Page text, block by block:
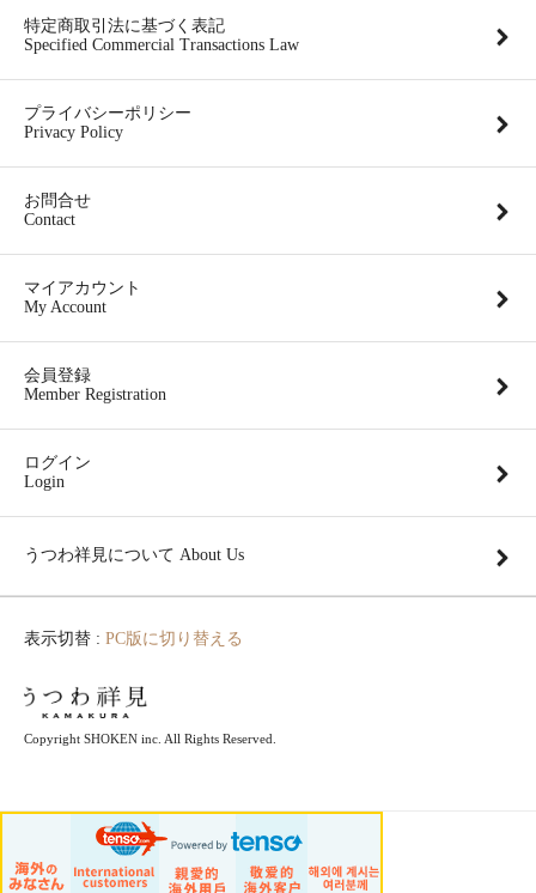
特定商取引法に基づく表記
Specified Commercial Transactions Law
プライバシーポリシー
Privacy Policy
お問合せ
Contact
マイアカウント
My Account
会員登録
Member Registration
ログイン
Login
うつわ祥見について About Us
表示切替 : PC版に切り替える
Copyright SHOKEN inc. All Rights Reserved.